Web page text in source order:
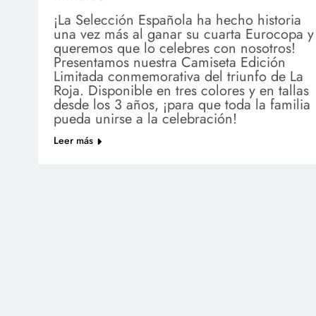
¡La Selección Española ha hecho historia
una vez más al ganar su cuarta Eurocopa y
queremos que lo celebres con nosotros!
Presentamos nuestra Camiseta Edición
Limitada conmemorativa del triunfo de La
Roja. Disponible en tres colores y en tallas
desde los 3 años, ¡para que toda la familia
pueda unirse a la celebración!
Leer más